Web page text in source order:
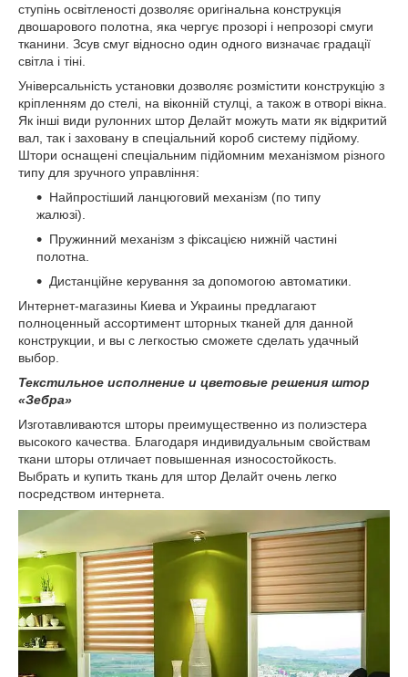
ступінь освітленості дозволяє оригінальна конструкція
двошарового полотна, яка чергує прозорі і непрозорі смуги
тканини. Зсув смуг відносно один одного визначає градації
світла і тіні.
Універсальність установки дозволяє розмістити конструкцію з
кріпленням до стелі, на віконній стулці, а також в отворі вікна.
Як інші види рулонних штор Делайт можуть мати як відкритий
вал, так і заховану в спеціальний короб систему підйому.
Штори оснащені спеціальним підйомним механізмом різного
типу для зручного управління:
Найпростіший ланцюговий механізм (по типу
жалюзі).
Пружинний механізм з фіксацією нижній частині
полотна.
Дистанційне керування за допомогою автоматики.
Интернет-магазины Киева и Украины предлагают
полноценный ассортимент шторных тканей для данной
конструкции, и вы с легкостью сможете сделать удачный
выбор.
Текстильное исполнение и цветовые решения штор
«Зебра»
Изготавливаются шторы преимущественно из полиэстера
высокого качества. Благодаря индивидуальным свойствам
ткани шторы отличает повышенная износостойкость.
Выбрать и купить ткань для штор Делайт очень легко
посредством интернета.